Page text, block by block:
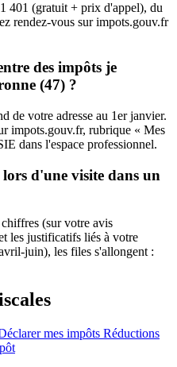
401 (gratuit + prix d'appel), du
rendez-vous sur impots.gouv.fr
des impôts je
(47) ?
de votre adresse au 1er janvier.
impots.gouv.fr, rubrique « Mes
dans l'espace professionnel.
d'une visite dans un
(sur votre avis
les justificatifs liés à votre
juin), les files s'allongent :
mes impôts Réductions